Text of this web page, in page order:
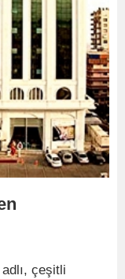
adlı, çeşitli